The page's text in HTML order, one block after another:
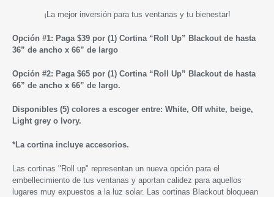
¡La mejor inversión para tus ventanas y tu bienestar!
Opción #1: Paga $39 por (1) Cortina “Roll Up” Blackout de hasta
36” de ancho x 66” de largo
Opción #2: Paga $65 por (1) Cortina “Roll Up” Blackout de hasta
66” de ancho x 66” de largo.
Disponibles (5) colores a escoger entre: White, Off white, beige,
Light grey o Ivory.
*La cortina incluye accesorios.
Las cortinas "Roll up" representan un nueva opción para el
embellecimiento de tus ventanas y aportan calidez para aquellos
lugares muy expuestos a la luz solar. Las cortinas Blackout bloquean